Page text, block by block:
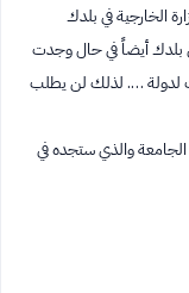
الخارجية في بلدك
بلدك أيضاً في حال وجدت
لدولة …. لذلك لن يطلب
والذي ستجده في